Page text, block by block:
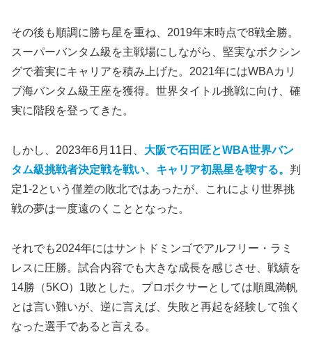
その後も順調に勝ち星を重ね、2019年末時点で8戦全勝。
スーパーバンタム級を主戦場にしながら、堅実なボクシン
グで着実にキャリアを積み上げた。2021年にはWBAカリ
ブ海バンタム級王座を獲得。世界タイトル挑戦に向け、確
実に階段を登ってきた。
しかし、2023年6月11日、 大阪で石田匠とWBA世界バン
タム級挑戦者決定戦を戦い、キャリア初黒星を喫する。 判
定1-2という僅差の敗北ではあったが、これにより世界挑
戦の夢は一度遠のくこととなった。
それでも2024年にはサントドミンゴでアルフリー・ラミ
レスに圧勝。試合内容でも大きな成長を感じさせ、戦績を
14勝（5KO）1敗とした。プロボクサーとしては順風満帆
とは言い難いが、逆に言えば、失敗と再起を経験して強く
なった選手であると言える。